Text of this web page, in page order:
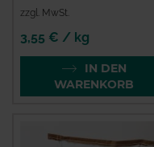
zzgl. MwSt.
3,55 € / kg
IN DEN
WARENKORB